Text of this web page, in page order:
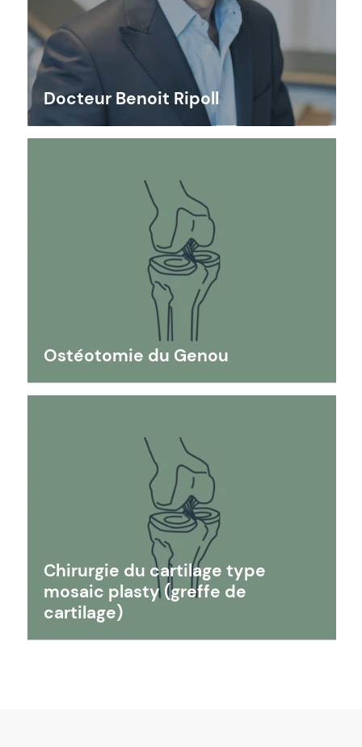
Docteur Benoit Ripoll
Ostéotomie du Genou
Chirurgie du cartilage type
mosaic plasty (greffe de
cartilage)